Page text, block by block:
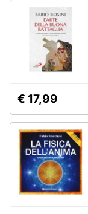
€ 17,99